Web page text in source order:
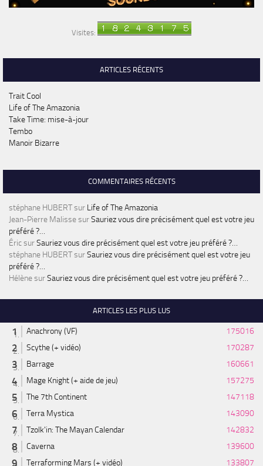
Visites:
ARTICLES RÉCENTS
Trait Cool
Life of The Amazonia
Take Time: mise-à-jour
Tembo
Manoir Bizarre
COMMENTAIRES RÉCENTS
stéphane HUBERTsur Life of The Amazonia
Jean-Pierre MalissesurSauriez vous dire précisément quel est votre jeu
préféré ?…
ÉricsurSauriez vous dire précisément quel est votre jeu préféré ?…
stéphane HUBERTsurSauriez vous dire précisément quel est votre jeu
préféré ?…
HélènesurSauriez vous dire précisément quel est votre jeu préféré ?…
ARTICLES LES PLUS LUS
Anachrony (VF)
175016
Scythe (+ vidéo)
170287
Barrage
160661
Mage Knight (+ aide de jeu)
157275
The 7th Continent
147118
Terra Mystica
143090
Tzolk'in: The Mayan Calendar
142832
Caverna
139600
Terraforming Mars (+ vidéo)
133807